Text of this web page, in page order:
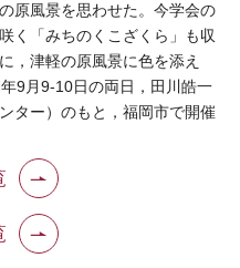
原風景を思わせた。今学会の
く「みちのくこざくら」も収
，津軽の原風景に色を添え
9月9-10日の両日，田川皓一
ター）のもと，福岡市で開催